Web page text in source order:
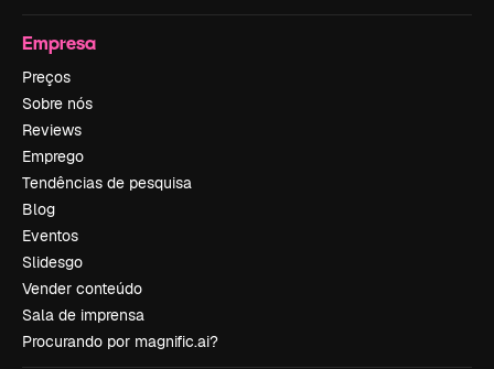
Empresa
Preços
Sobre nós
Reviews
Emprego
Tendências de pesquisa
Blog
Eventos
Slidesgo
Vender conteúdo
Sala de imprensa
Procurando por magnific.ai?